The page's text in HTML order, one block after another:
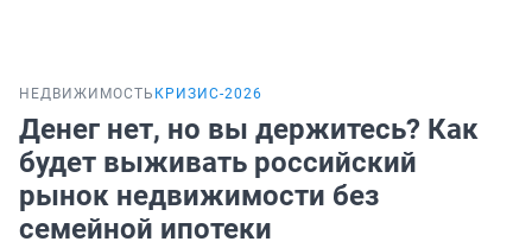
НЕДВИЖИМОСТЬ КРИЗИС-2026
Денег нет, но вы держитесь? Как
будет выживать российский
рынок недвижимости без
семейной ипотеки